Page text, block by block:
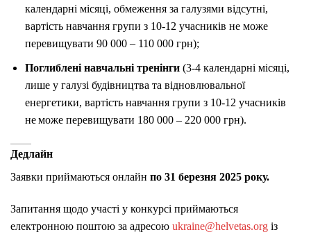
календарні місяці, обмеження за галузями відсутні,
вартість навчання групи з 10-12 учасників не може
перевищувати 90 000 – 110 000 грн);
Поглиблені навчальні тренінги(3-4 календарні місяці,
лише у галузі будівництва та відновлювальної
енергетики, вартість навчання групи з 10-12 учасників
не може перевищувати 180 000 – 220 000 грн).
Дедлайн
Заявки приймаються онлайн по 31 березня 2025 року.
Запитання щодо участі у конкурсі приймаються
електронною поштою за адресою ukraine@helvetas.org із